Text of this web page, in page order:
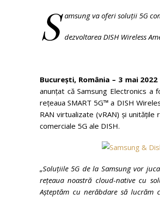
S amsung va oferi soluții 5G
dezvoltarea DISH Wireless
București, România – 3 mai 2022
anunțat că Samsung Electronics
rețeaua SMART 5G™ a DISH
RAN virtualizate (vRAN) și unitățile
comerciale 5G ale DISH.
„Soluțiile 5G de la Samsung vor
rețeaua noastră cloud-native cu
Așteptăm cu nerăbdare să lucrăm